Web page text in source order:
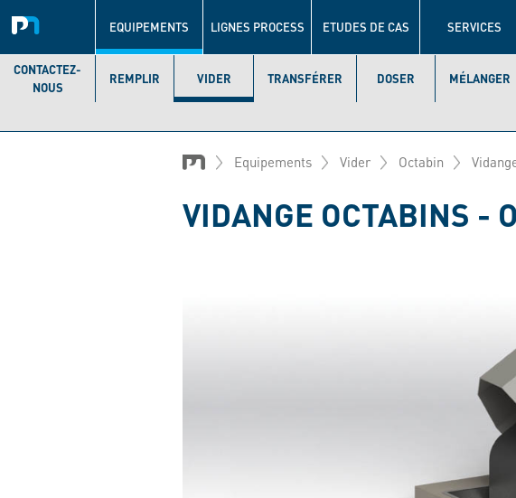
principale
EQUIPEMENTS LIGNES PROCESS ETUDES DE CAS SERVICES
CONTACTEZ-
NOUS
REMPLIR VIDER TRANSFÉRER DOSER MÉLANGER
Equipements Vider Octabin
VIDANGE OCTABINS -